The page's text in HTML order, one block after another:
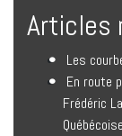
Articles
Les
En route
Frédéric